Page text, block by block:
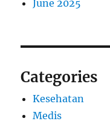
June 2025
Categories
Kesehatan
Medis